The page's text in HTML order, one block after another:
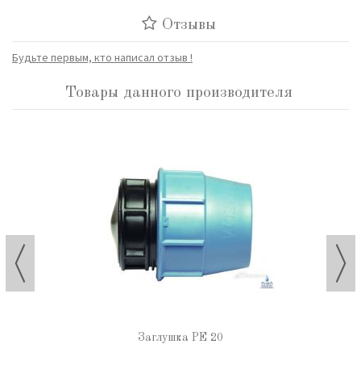
Отзывы
Будьте первым, кто написал отзыв !
Товары данного производителя
Заглушка РЕ 20